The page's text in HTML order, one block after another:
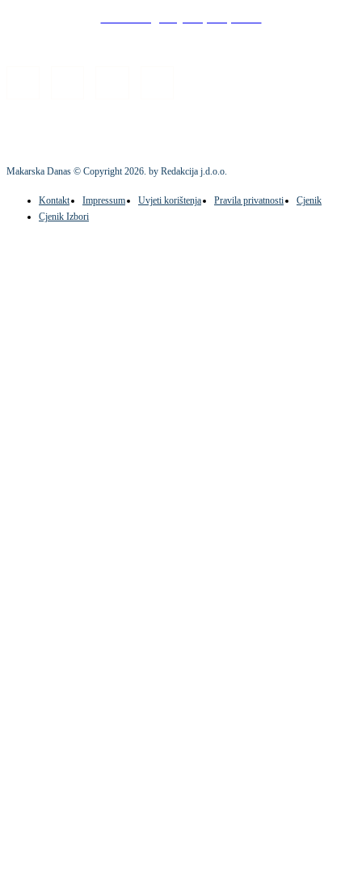
Makarska Danas © Copyright2026. by Redakcija j.d.o.o.
Kontakt Impressum Uvjeti korištenja Pravila privatnosti
Cjenik
Cjenik Izbori